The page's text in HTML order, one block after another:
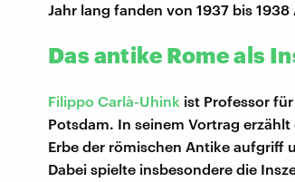
Jahr lang fanden von 1937 bis
Das antike Rome als
Filippo Carlà-Uhink ist Professor
Potsdam. In seinem Vortrag
Erbe der römischen Antike aufgriff
Dabei spielte insbesondere die